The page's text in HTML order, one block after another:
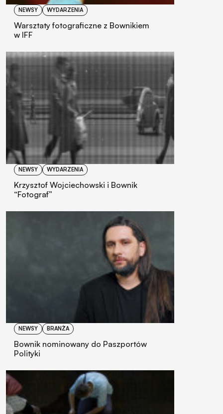
NEWSY WYDARZENIA
Warsztaty fotograficzne z Bownikiem
w IFF
NEWSY WYDARZENIA
Krzysztof Wojciechowski i Bownik
“Fotograf”
NEWSY BRANŻA
Bownik nominowany do Paszportów
Polityki